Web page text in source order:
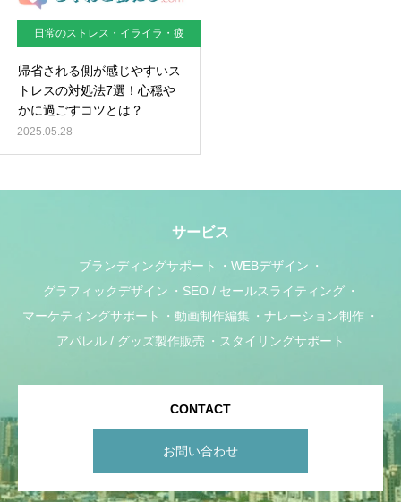
日常のストレス・イライラ・疲
帰省される側が感じやすいス
トレスの対処法7選！心穏や
かに過ごすコツとは？
2025.05.28
サービス
ブランディングサポート
WEBデザイン
グラフィックデザイン
SEO / セールスライティング
マーケティングサポート
動画制作編集
ナレーション制作
アパレル / グッズ製作販売
スタイリングサポート
CONTACT
お問い合わせ